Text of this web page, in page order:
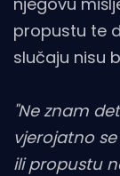
propustu te
slučaju nisu
"Ne znam
vjerojatno
ili propustu